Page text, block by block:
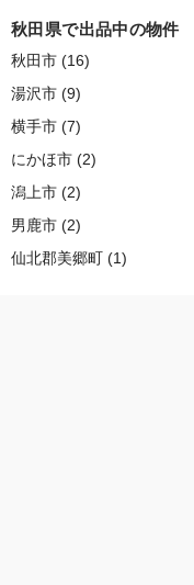
秋田県で出品中の物件
秋田市 (16)
湯沢市 (9)
横手市 (7)
にかほ市 (2)
潟上市 (2)
男鹿市 (2)
仙北郡美郷町 (1)